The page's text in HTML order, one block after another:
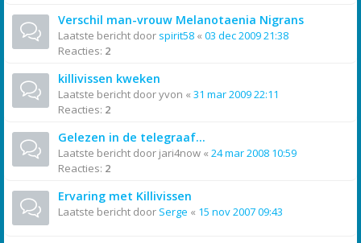
Verschil man-vrouw Melanotaenia Nigrans
Laatste bericht door spirit58 « 03 dec 2009 21:38
Reacties: 2
killivissen kweken
Laatste bericht dooryvon « 31 mar 2009 22:11
Reacties: 2
Gelezen in de telegraaf...
Laatste bericht door jari4now « 24 mar 2008 10:59
Reacties: 2
Ervaring met Killivissen
Laatste bericht door Serge « 15 nov 2007 09:43